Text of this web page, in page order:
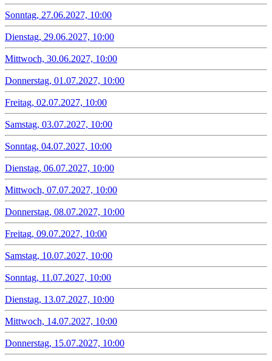
Sonntag, 27.06.2027, 10:00
Dienstag, 29.06.2027, 10:00
Mittwoch, 30.06.2027, 10:00
Donnerstag, 01.07.2027, 10:00
Freitag, 02.07.2027, 10:00
Samstag, 03.07.2027, 10:00
Sonntag, 04.07.2027, 10:00
Dienstag, 06.07.2027, 10:00
Mittwoch, 07.07.2027, 10:00
Donnerstag, 08.07.2027, 10:00
Freitag, 09.07.2027, 10:00
Samstag, 10.07.2027, 10:00
Sonntag, 11.07.2027, 10:00
Dienstag, 13.07.2027, 10:00
Mittwoch, 14.07.2027, 10:00
Donnerstag, 15.07.2027, 10:00